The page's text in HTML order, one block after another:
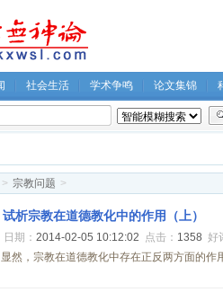
社会生活 学术争鸣 论文集锦
> 宗教问题 >
试析宗教在道德教化中的作用（上）
日期： 2014-02-05 10:12:02 点击： 1358 好
显然，宗教在道德教化中存在正反两方面的